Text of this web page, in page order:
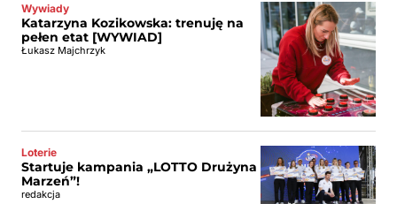
Wywiady
Katarzyna Kozikowska: trenuję na
pełen etat [WYWIAD]
Łukasz Majchrzyk
Loterie
Startuje kampania „LOTTO Drużyna
Marzeń”!
redakcja